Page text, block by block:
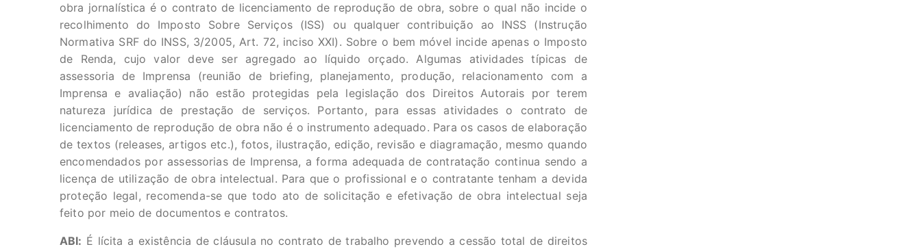
obra jornalística é o contrato de licenciamento de reprodução de obra, sobre o qual não incide o
recolhimento do Imposto Sobre Serviços (ISS) ou qualquer contribuição ao INSS (Instrução
Normativa SRF do INSS, 3/2005, Art. 72, inciso XXI). Sobre o bem móvel incide apenas o Imposto
de Renda, cujo valor deve ser agregado ao líquido orçado. Algumas atividades típicas de
assessoria de Imprensa (reunião de briefing, planejamento, produção, relacionamento com a
Imprensa e avaliação) não estão protegidas pela legislação dos Direitos Autorais por terem
natureza jurídica de prestação de serviços. Portanto, para essas atividades o contrato de
licenciamento de reprodução de obra não é o instrumento adequado. Para os casos de elaboração
de textos (releases, artigos etc.), fotos, ilustração, edição, revisão e diagramação, mesmo quando
encomendados por assessorias de Imprensa, a forma adequada de contratação continua sendo a
licença de utilização de obra intelectual. Para que o profissional e o contratante tenham a devida
proteção legal, recomenda-se que todo ato de solicitação e efetivação de obra intelectual seja
feito por meio de documentos e contratos.
ABI: É lícita a existência de cláusula no contrato de trabalho prevendo a cessão total de direitos